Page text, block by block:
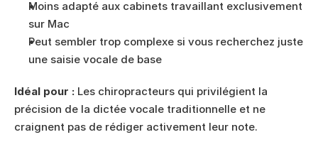
Moins adapté aux cabinets travaillant exclusivement
sur Mac
Peut sembler trop complexe si vous recherchez juste
une saisie vocale de base
Idéal pour : Les chiropracteurs qui privilégient la
précision de la dictée vocale traditionnelle et ne
craignent pas de rédiger activement leur note.